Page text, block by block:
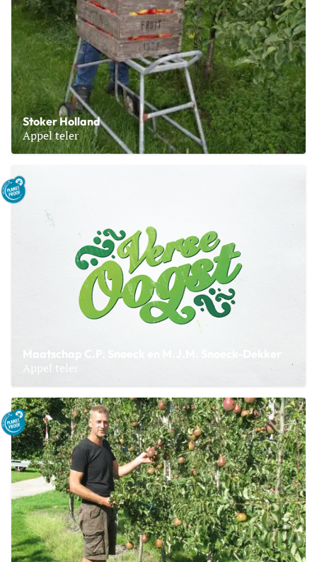
Stoker Holland
Appel teler
Maatschap C.P. Snoeck en M.J.M. Snoeck-Dekker
Appel teler
Lees meer over Maatschap C.P. Snoeck en M.J.M. Snoeck-